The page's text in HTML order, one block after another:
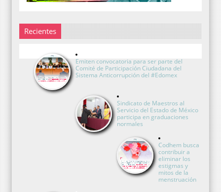
Recientes
Emiten convocatoria para ser parte del
Comité de Participación Ciudadana del
Sistema Anticorrupción del #Edomex
Sindicato de Maestros al
Servicio del Estado de México
participa en graduaciones
normales
Codhem busca
contribuir a
eliminar los
estigmas y
mitos de la
menstruación